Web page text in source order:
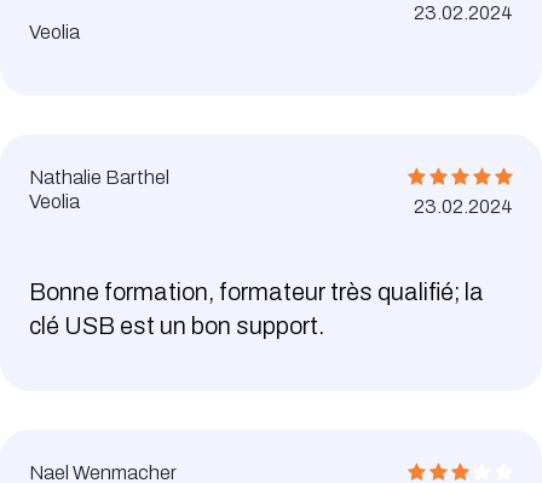
Veolia
23.02.2024
Nathalie Barthel
Veolia
23.02.2024
Bonne formation, formateur très qualifié; la
clé USB est un bon support.
Nael Wenmacher